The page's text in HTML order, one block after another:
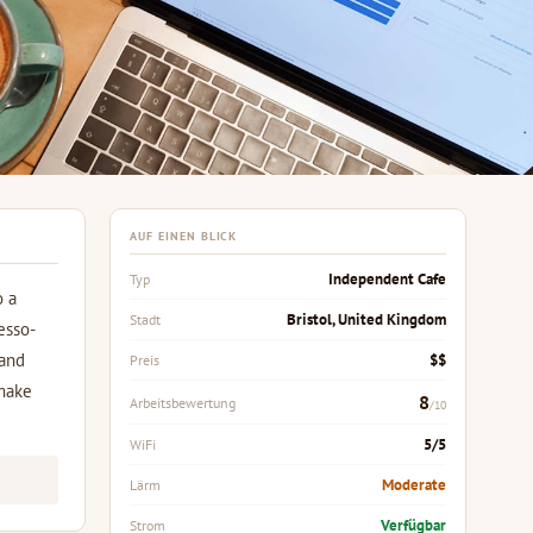
a
AUF EINEN BLICK
Typ Independent Cafe
Stadt Bristol, United Kingdom
Preis $$
Arbeitsbewertung 8/10
WiFi 5/5
Lärm Moderate
Strom Verfügbar